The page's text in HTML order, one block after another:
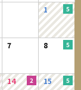
1
7 8
14 15